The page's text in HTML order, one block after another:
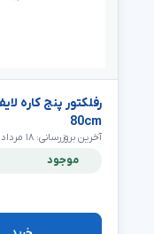
80cm
آخرین بروزرسانی: ۱۸ مرداد ۱۴۰۵
موجود